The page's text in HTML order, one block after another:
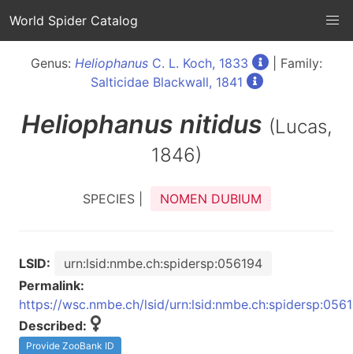
World Spider Catalog
Genus: Heliophanus C. L. Koch, 1833
| Family:
Salticidae Blackwall, 1841
Heliophanus nitidus (Lucas,
1846)
SPECIES | NOMEN DUBIUM
LSID:
urn:lsid:nmbe.ch:spidersp:056194
Permalink:
https://wsc.nmbe.ch/lsid/
Described:
Provide ZooBank ID